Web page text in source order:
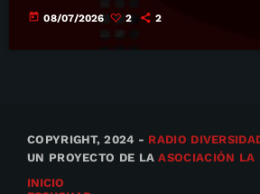
today 08/07/2026 2 2
COPYRIGHT, 2024 - RADIO
UN PROYECTO DE LAASOCIACIÓN LA
INICIO